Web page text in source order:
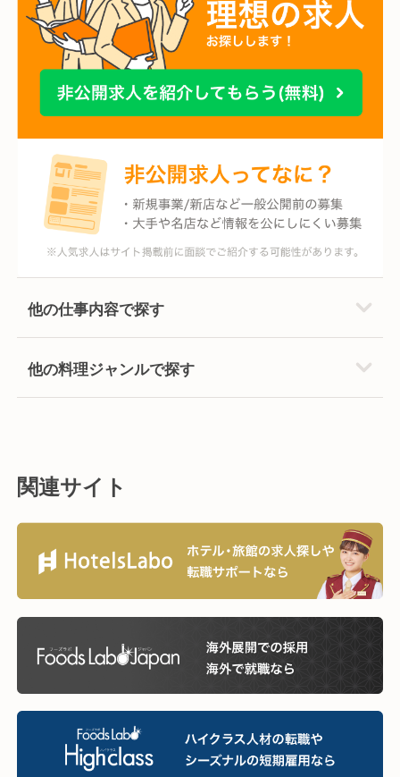
他の仕事内容で探す
他の料理ジャンルで探す
関連サイト